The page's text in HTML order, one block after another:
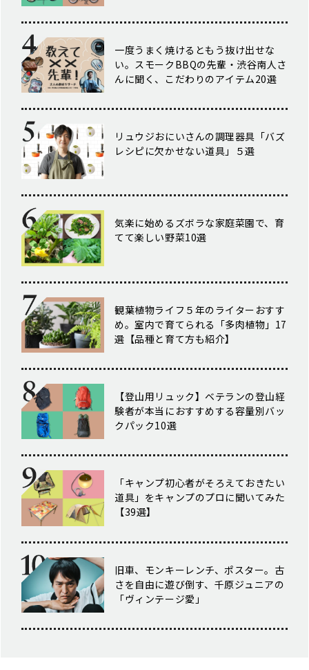
一度うまく焼けるともう抜け出せな
い。スモークBBQの先輩・渋谷南人さ
んに聞く、こだわりのアイテム20選
リュウジおにいさんの調理器具「バズ
レシピに欠かせない道具」５選
気楽に始めるズボラな家庭菜園で、育
てて楽しい野菜10選
観葉植物ライフ５年のライターおすす
め。室内で育てられる「多肉植物」17
選【品種と育て方も紹介】
【登山用リュック】ベテランの登山経
験者が本当におすすめする容量別バッ
クパック10選
「キャンプ初心者がそろえておきたい
道具」をキャンプのプロに聞いてみた
【39選】
旧車、モンキーレンチ、ポスター。古
さを自由に遊び倒す、千原ジュニアの
「ヴィンテージ愛」